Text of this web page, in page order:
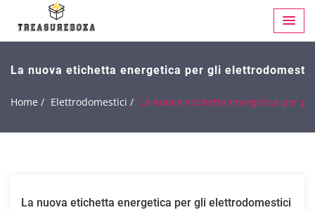
La nuova etichetta energetica per gli
Home / Elettrodomestici / La nuova etichetta energetica per
La nuova etichetta energetica per gli elettrodomestici